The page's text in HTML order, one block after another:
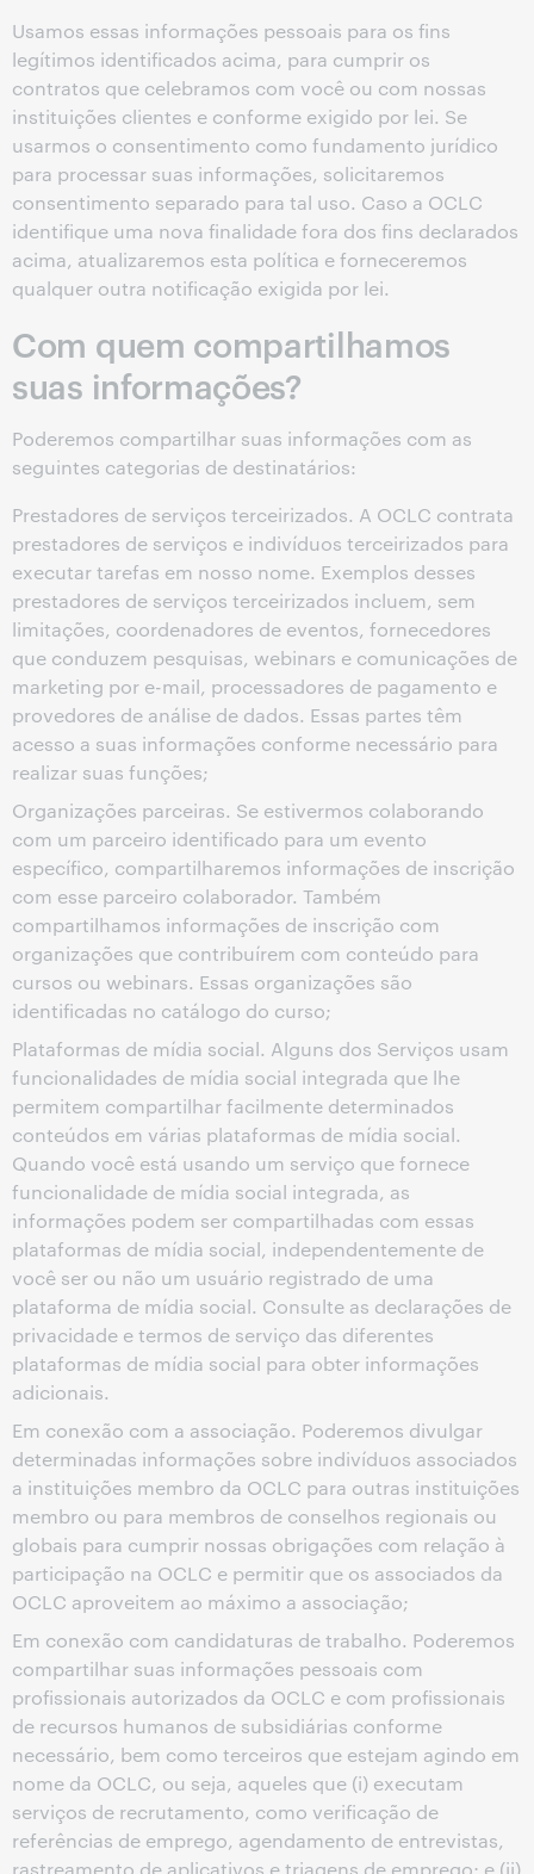
Usamos essas informações pessoais para os fins
legítimos identificados acima, para cumprir os
contratos que celebramos com você ou com nossas
instituições clientes e conforme exigido por lei. Se
usarmos o consentimento como fundamento jurídico
para processar suas informações, solicitaremos
consentimento separado para tal uso. Caso a OCLC
identifique uma nova finalidade fora dos fins declarados
acima, atualizaremos esta política e forneceremos
qualquer outra notificação exigida por lei.
Com quem compartilhamos
suas informações?
Poderemos compartilhar suas informações com as
seguintes categorias de destinatários:
Prestadores de serviços terceirizados. A OCLC contrata
prestadores de serviços e indivíduos terceirizados para
executar tarefas em nosso nome. Exemplos desses
prestadores de serviços terceirizados incluem, sem
limitações, coordenadores de eventos, fornecedores
que conduzem pesquisas, webinars e comunicações de
marketing por e-mail, processadores de pagamento e
provedores de análise de dados. Essas partes têm
acesso a suas informações conforme necessário para
realizar suas funções;
Organizações parceiras. Se estivermos colaborando
com um parceiro identificado para um evento
específico, compartilharemos informações de inscrição
com esse parceiro colaborador. Também
compartilhamos informações de inscrição com
organizações que contribuírem com conteúdo para
cursos ou webinars. Essas organizações são
identificadas no catálogo do curso;
Plataformas de mídia social. Alguns dos Serviços usam
funcionalidades de mídia social integrada que lhe
permitem compartilhar facilmente determinados
conteúdos em várias plataformas de mídia social.
Quando você está usando um serviço que fornece
funcionalidade de mídia social integrada, as
informações podem ser compartilhadas com essas
plataformas de mídia social, independentemente de
você ser ou não um usuário registrado de uma
plataforma de mídia social. Consulte as declarações de
privacidade e termos de serviço das diferentes
plataformas de mídia social para obter informações
adicionais.
Em conexão com a associação. Poderemos divulgar
determinadas informações sobre indivíduos associados
a instituições membro da OCLC para outras instituições
membro ou para membros de conselhos regionais ou
globais para cumprir nossas obrigações com relação à
participação na OCLC e permitir que os associados da
OCLC aproveitem ao máximo a associação;
Em conexão com candidaturas de trabalho. Poderemos
compartilhar suas informações pessoais com
profissionais autorizados da OCLC e com profissionais
de recursos humanos de subsidiárias conforme
necessário, bem como terceiros que estejam agindo em
nome da OCLC, ou seja, aqueles que (i) executam
serviços de recrutamento, como verificação de
referências de emprego, agendamento de entrevistas,
rastreamento de aplicativos e triagens de emprego; e (ii)